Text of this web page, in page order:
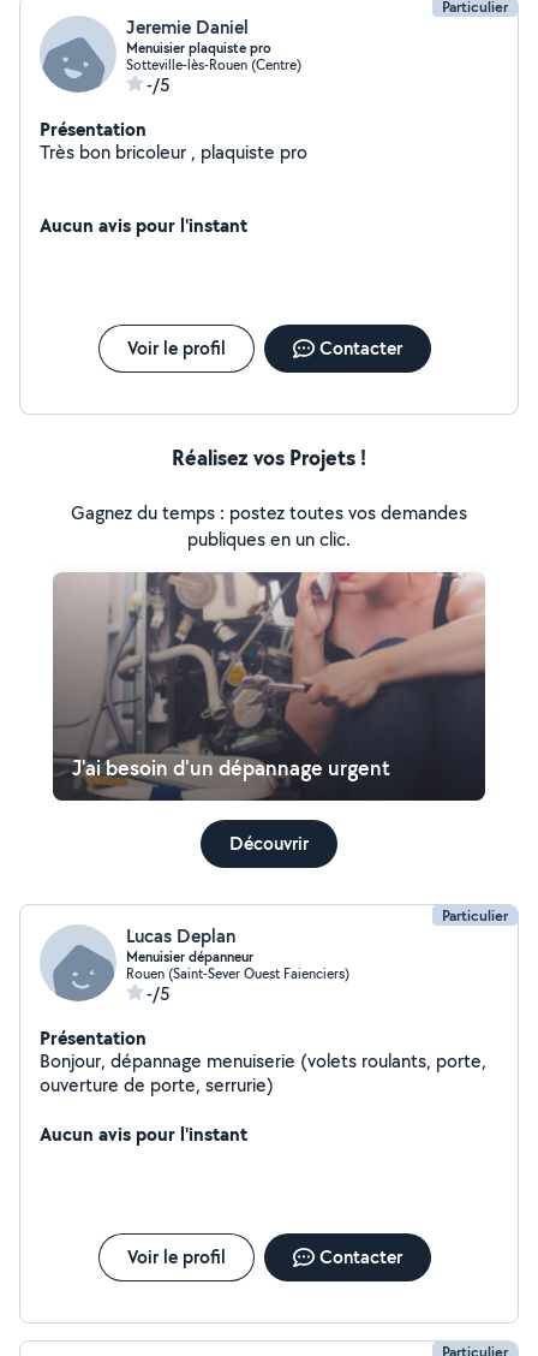
Particulier
Jeremie Daniel
Menuisier plaquiste pro
Sotteville-lès-Rouen (Centre)
-/5
Présentation
Très bon bricoleur , plaquiste pro
Aucun avis pour l'instant
Voir le profil Contacter
Réalisez vos Projets !
Gagnez du temps : postez toutes vos demandes
publiques en un clic.
J'ai besoin d'un dépannage urgent
Découvrir
Particulier
Lucas Deplan
Menuisier dépanneur
Rouen (Saint-Sever Ouest Faienciers)
-/5
Présentation
Bonjour, dépannage menuiserie (volets roulants, porte,
ouverture de porte, serrurie)
Aucun avis pour l'instant
Voir le profil Contacter
Particulier